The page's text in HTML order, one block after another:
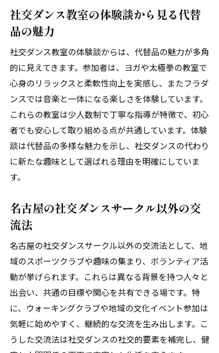
社交ダンスの代わりは何歳からでも始め
られる
健康と社交を両立できるシニア向け活動
案
社交ダンスが難しい方のための交流方法
社交ダンスが難しい時の愛知県での楽しみ方
社交ダンスが難しい時に試したい新たな
趣味
愛知県で社交ダンス以外の楽しみ方を探
す方法
社交ダンス教室が苦手な方へおすすめの
社交ダンスの雰囲気を感じるイベント紹
介
社交ダンス以外で友人を増やすコツ
新しい友人を作る社交ダンス以外の方法とは
社交ダンス以外で交友関係を広げる方法
名古屋駅周辺で参加できる交流活動の魅
力
社交ダンス教室の体験談から見る代替
品の魅力
社交ダンス教室の体験談からは、代替品の魅力が多角
的に見えてきます。参加者は、ヨガや太極拳の教室で
心身のリラックスと柔軟性向上を実感し、またフラダ
ンスでは音楽と一体になる楽しさを体験しています。
これらの教室は少人数制で丁寧な指導が特徴で、初心
者でも安心して取り組める点が共通しています。体験
談は代替品の多様な魅力を示し、社交ダンスの代わり
に新たな趣味として選ばれる理由を明確にしていま
す。
名古屋の社交ダンスサークル以外の交
流法
名古屋の社交ダンスサークル以外の交流法として、地
域のスポーツクラブや趣味の集まり、ボランティア活
動が挙げられます。これらは異なる背景を持つ人々と
出会い、共通の目標や関心を共有できる場です。特
に、ウォーキングクラブや地域の文化イベント参加は
気軽に始めやすく、継続的な交流を生み出します。こ
うした交流法は社交ダンスの社交的要素を補完し、健